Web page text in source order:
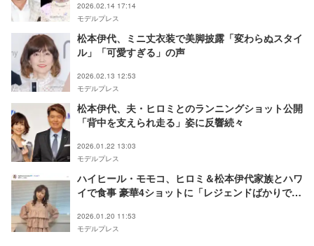
2026.02.14 17:14
モデルプレス
松本伊代、ミニ丈衣装で美脚披露「変わらぬスタイ
ル」「可愛すぎる」の声
2026.02.13 12:53
モデルプレス
松本伊代、夫・ヒロミとのランニングショット公開
「背中を支えられ走る」姿に反響続々
2026.01.22 13:03
モデルプレス
ハイヒール・モモコ、ヒロミ＆松本伊代家族とハワ
イで食事 豪華4ショットに「レジェンドばかりで凄
2026.01.20 11:53
モデルプレス